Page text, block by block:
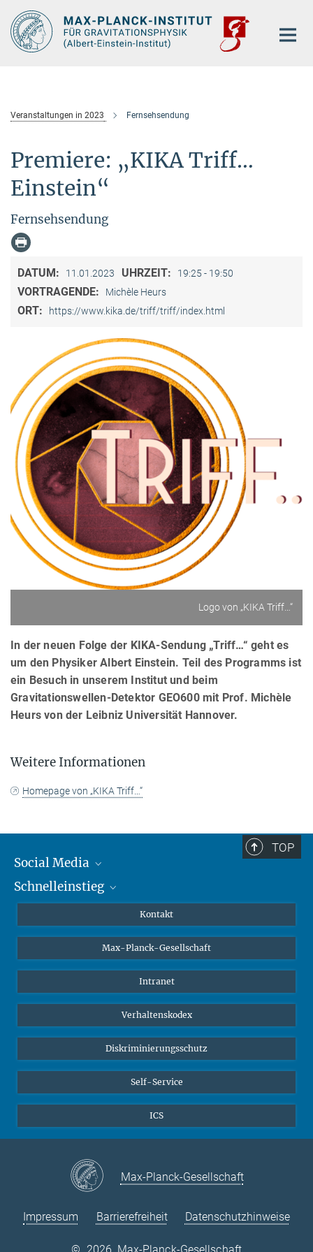
Hauptinhalt
Veranstaltungen in 2023 Fernsehsendung
Premiere: „KIKA Triff…
Einstein“
Fernsehsendung
DATUM: 11.01.2023 UHRZEIT: 19:25 - 19:50
VORTRAGENDE: Michèle Heurs
ORT: https://www.kika.de/triff/triff/index.html
Logo von „KIKA Triff…“
In der neuen Folge der KIKA-Sendung „Triff…“ geht es
um den Physiker Albert Einstein. Teil des Programms ist
ein Besuch in unserem Institut und beim
Gravitationswellen-Detektor GEO600 mit Prof. Michèle
Heurs von der Leibniz Universität Hannover.
Weitere Informationen
Homepage von „KIKA Triff…“
TOP
Social Media
Mastodon
Schnelleinstieg
Studierende
Schüler*innen
Öffentlichkeit
Alumnae | Alumni
Kontakt
Max-Planck-Gesellschaft
Intranet
Verhaltenskodex
Diskriminierungsschutz
Self-Service
ICS
Max-Planck-Gesellschaft
Impressum Barrierefreiheit Datenschutzhinweise